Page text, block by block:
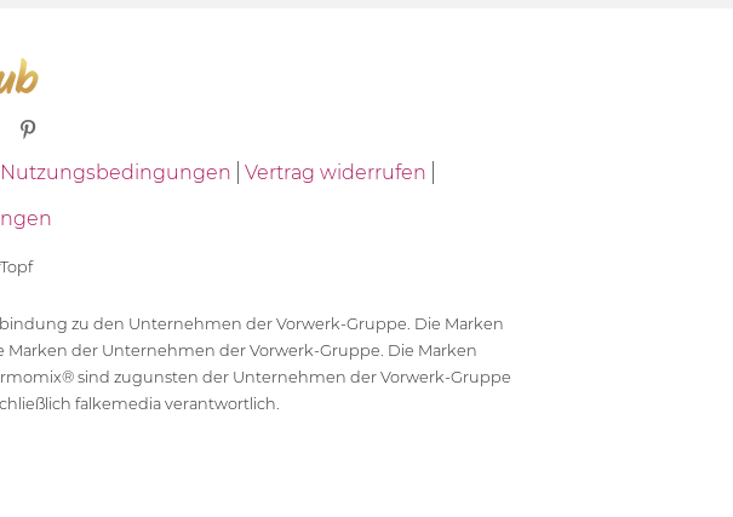
Nutzungsbedingungen
Vertrag widerrufen
zu den Unternehmen der Vorwerk-Gruppe. Die Marken
der Unternehmen der Vorwerk-Gruppe. Die Marken
sind zugunsten der Unternehmen der Vorwerk-Gruppe
falkemedia verantwortlich.